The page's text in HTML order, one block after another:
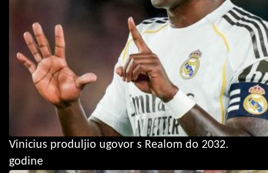
Vinicius produljio ugovor s Realom do 2032.
godine